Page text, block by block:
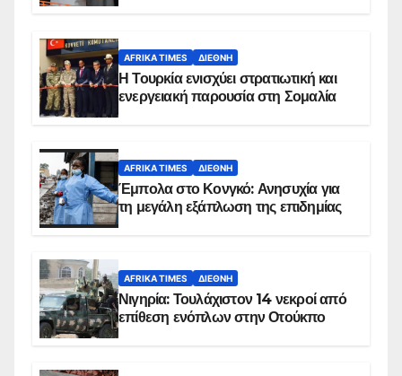
AFRIKA TIMES ΔΙΕΘΝΉ
Η Τουρκία ενισχύει στρατιωτική και
ενεργειακή παρουσία στη Σομαλία
AFRIKA TIMES ΔΙΕΘΝΉ
Έμπολα στο Κονγκό: Ανησυχία για
τη μεγάλη εξάπλωση της επιδημίας
AFRIKA TIMES ΔΙΕΘΝΉ
Νιγηρία: Τουλάχιστον 14 νεκροί από
επίθεση ενόπλων στην Οτούκπο